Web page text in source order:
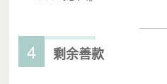
4 剩余善款